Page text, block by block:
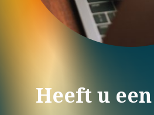
Heeft u